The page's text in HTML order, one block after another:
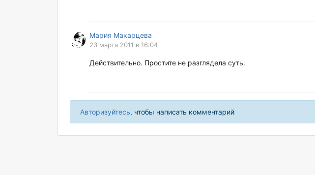
Мария Макарцева
23 марта 2011 в 16:04
Действительно. Простите не разглядела суть.
Авторизуйтесь, чтобы написать комментарий